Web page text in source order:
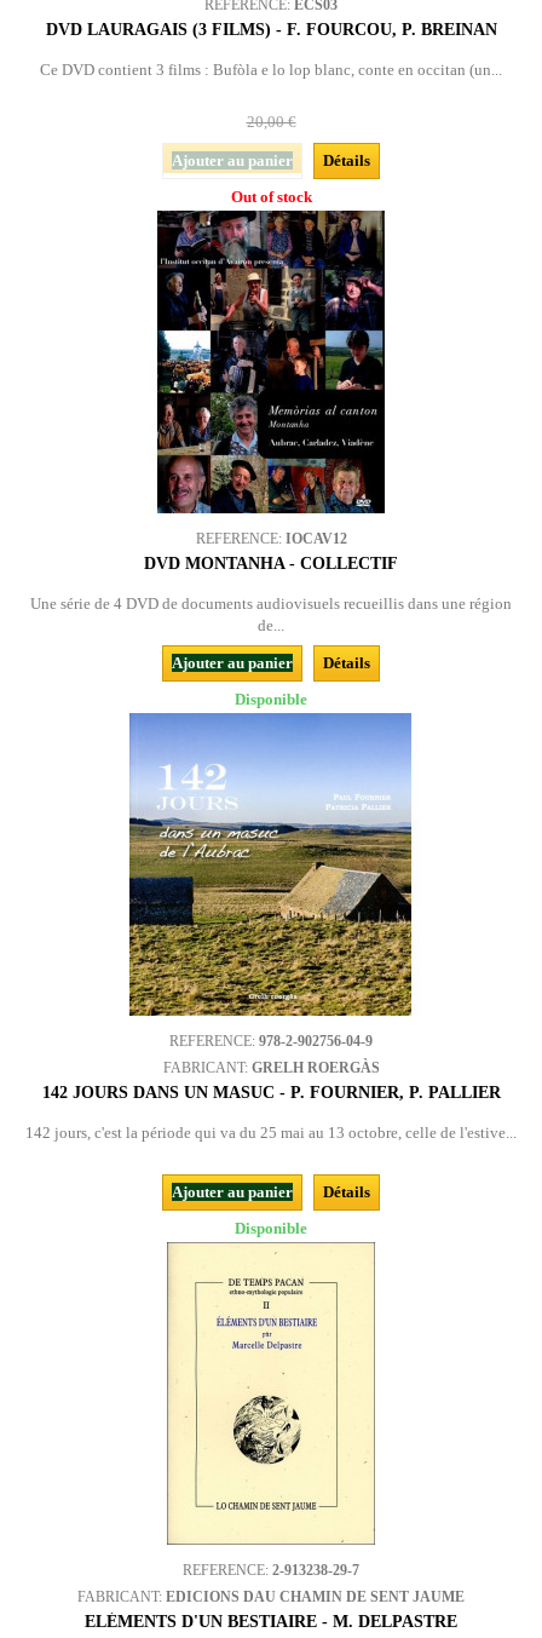
REFERENCE: ECS03
DVD LAURAGAIS (3 FILMS) - F. FOURCOU, P. BREINAN
Ce DVD contient 3 films : Bufòla e lo lop blanc, conte en occitan (un...
20,00 €
Ajouter au panier
Détails
Out of stock
REFERENCE: IOCAV12
DVD MONTANHA - COLLECTIF
Une série de 4 DVD de documents audiovisuels recueillis dans une région
de...
Ajouter au panier
Détails
Disponible
REFERENCE: 978-2-902756-04-9
FABRICANT: GRELH ROERGÀS
142 JOURS DANS UN MASUC - P. FOURNIER, P. PALLIER
142 jours, c'est la période qui va du 25 mai au 13 octobre, celle de l'estive...
Ajouter au panier
Détails
Disponible
REFERENCE: 2-913238-29-7
FABRICANT: EDICIONS DAU CHAMIN DE SENT JAUME
ELÉMENTS D'UN BESTIAIRE - M. DELPASTRE